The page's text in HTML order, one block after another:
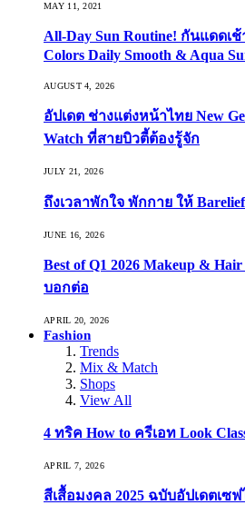
MAY 11, 2021
All-Day Sun Routine! กันแดดเช้
Colors Daily Smooth & Aqua
AUGUST 4, 2026
อัปเดต ช่างแต่งหน้าไทย New
Watch ที่สายบิวตี้ต้องรู้จัก
JULY 21, 2026
ถึงเวลาพักใจ พักกาย ให้
JUNE 16, 2026
Best of Q1 2026 Makeup &
บอกต่อ
APRIL 20, 2026
Fashion
Trends
Mix & Match
Shops
View All
4 ทริค How to ครีเอท Look
APRIL 7, 2026
สีเสื้อมงคล 2025 ฉบับอัปเดตเซฟ